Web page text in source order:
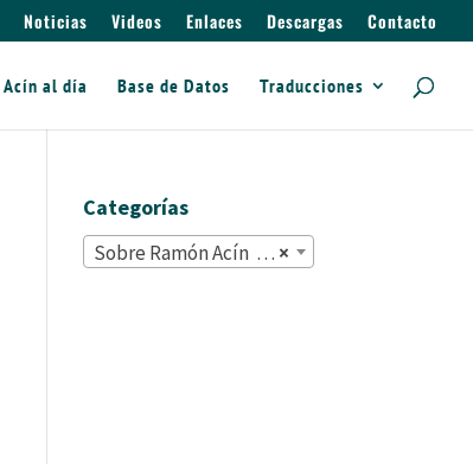
Noticias Videos Enlaces Descargas Contacto
Acín al día Base de Datos Traducciones
Categorías
×
Sobre Ramón Acín (2.188)